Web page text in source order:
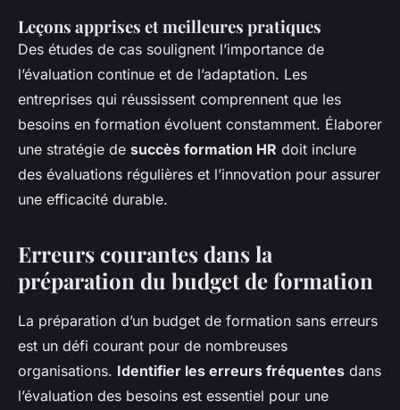
Leçons apprises et meilleures pratiques
Des études de cas soulignent l’importance de
l’évaluation continue et de l’adaptation. Les
entreprises qui réussissent comprennent que les
besoins en formation évoluent constamment. Élaborer
une stratégie de succès formation HR doit inclure
des évaluations régulières et l’innovation pour assurer
une efficacité durable.
Erreurs courantes dans la
préparation du budget de formation
La préparation d’un budget de formation sans erreurs
est un défi courant pour de nombreuses
organisations. Identifier les erreurs fréquentes dans
l’évaluation des besoins est essentiel pour une